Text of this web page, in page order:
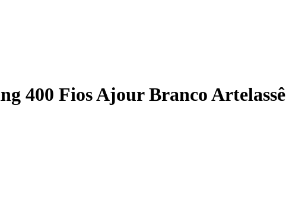
400 Fios Ajour Branco Artelassê